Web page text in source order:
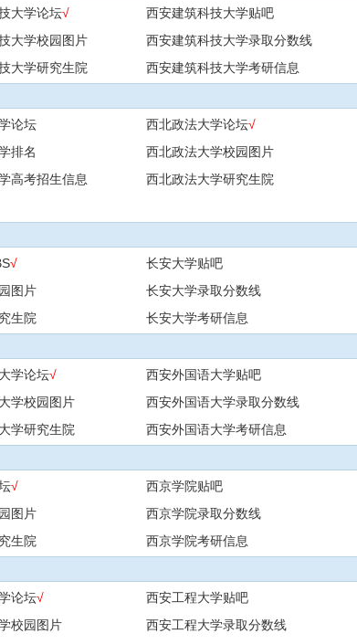
大学论坛√ 西安建筑科技大学贴吧
大学校园图片 西安建筑科技大学录取分数线
大学研究生院 西安建筑科技大学考研信息
论坛 西北政法大学论坛√
排名 西北政法大学校园图片
高考招生信息 西北政法大学研究生院
√ 长安大学贴吧
图片 长安大学录取分数线
生院 长安大学考研信息
学论坛√ 西安外国语大学贴吧
学校园图片 西安外国语大学录取分数线
学研究生院 西安外国语大学考研信息
√ 西京学院贴吧
图片 西京学院录取分数线
生院 西京学院考研信息
论坛√ 西安工程大学贴吧
校园图片 西安工程大学录取分数线